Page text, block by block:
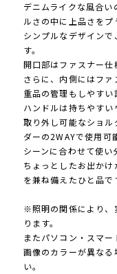
デニムライクな風合
ルさの中に上品さをプ
シンプルなデザイン
す。
開口部はファスナー仕
さらに、内側にはフ
重品の管理もしやすい
ハンドルは持ちやすい
取り外し可能なショ
ダーの2WAYで使用可
シーンに合わせて使い
ちょっとしたお出か
を兼ね備えたひと品で
※照明の関係により、
ります。
またパソコン・スマ
画像のカラーが異な
い。